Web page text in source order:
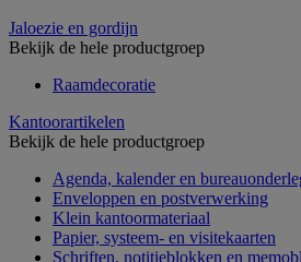
Jaloezie en gordijn
Bekijk de hele productgroep
Raamdecoratie
Kantoorartikelen
Bekijk de hele productgroep
Agenda, kalender en
Enveloppen en postverwerking
Klein kantoormateriaal
Papier, systeem- en visitekaarten
Schriften, notitieblokken en